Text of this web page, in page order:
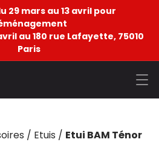
29 mars au 13 avril pour
au 180 rue Lafayette, 75010
Paris
/ Etuis / Etui BAM Ténor